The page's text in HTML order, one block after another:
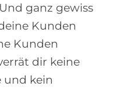
ganz gewiss
Kunden
Kunden
dir keine
und kein